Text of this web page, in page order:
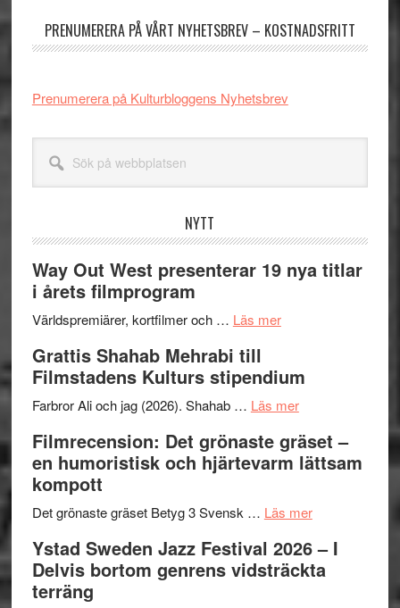
PRENUMERERA PÅ VÅRT NYHETSBREV – KOSTNADSFRITT
Prenumerera på Kulturbloggens Nyhetsbrev
webbplatsen
NYTT
Way Out West presenterar 19 nya titlar
i årets filmprogram
Världspremiärer, kortfilmer och … Läs merom
West
presenterar
nya
titlar
årets
Grattis Shahab Mehrabi till
Filmstadens Kulturs stipendium
Farbror Ali och jag (2026). Shahab … Läs merom
Shahab
Mehrabi
Filmstadens
stipendium
Filmrecension: Det grönaste gräset –
en humoristisk och hjärtevarm lättsam
kompott
Det grönaste gräset Betyg 3 Svensk … Läs merom
Det
grönaste
Ystad Sweden Jazz Festival 2026 – I
Delvis bortom genrens vidsträckta
terräng